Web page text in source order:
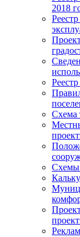
2018
Схема
Схемы